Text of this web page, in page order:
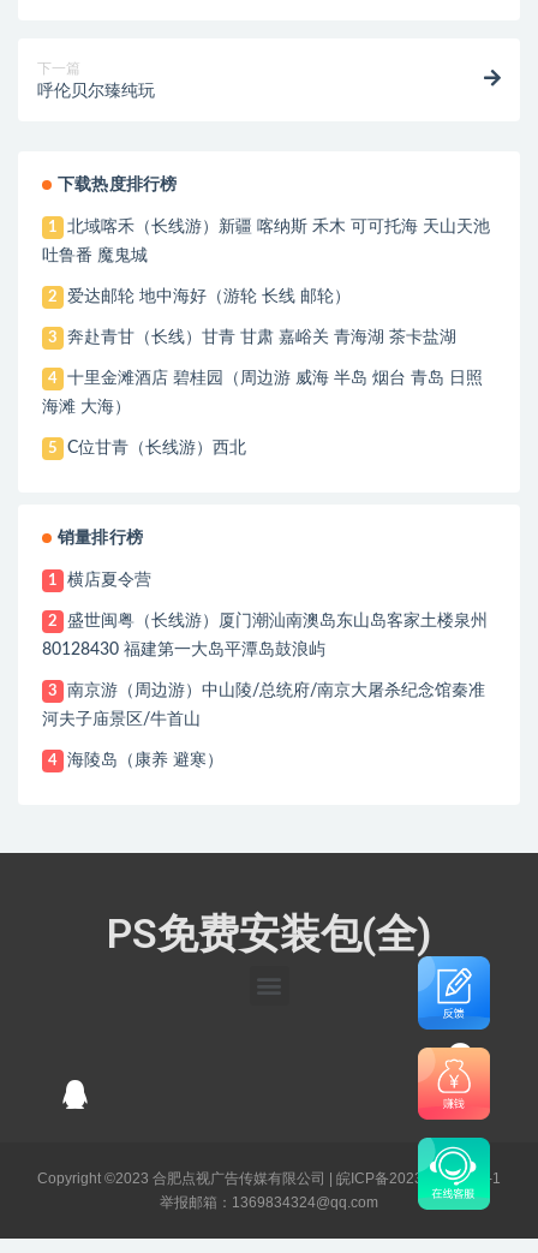
下一篇
呼伦贝尔臻纯玩
下载热度排行榜
1
北域喀禾（长线游）新疆 喀纳斯 禾木 可可托海 天山天池
吐鲁番 魔鬼城
2 爱达邮轮 地中海好（游轮 长线 邮轮）
3 奔赴青甘（长线）甘青 甘肃 嘉峪关 青海湖 茶卡盐湖
4
十里金滩酒店 碧桂园（周边游 威海 半岛 烟台 青岛 日照
海滩 大海）
5 C位甘青（长线游）西北
销量排行榜
1 横店夏令营
2
盛世闽粤（长线游）厦门潮汕南澳岛东山岛客家土楼泉州
80128430 福建第一大岛平潭岛鼓浪屿
3
南京游（周边游）中山陵/总统府/南京大屠杀纪念馆秦准
河夫子庙景区/牛首山
4 海陵岛（康养 避寒）
PS免费安装包(全)
Copyright ©2023 合肥点视广告传媒有限公司 | 皖ICP备2023003141号-1
举报邮箱：1369834324@qq.com